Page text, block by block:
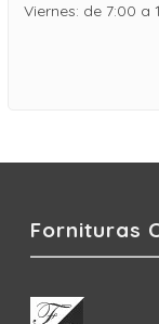
Viernes: de 7:00 a
Fornituras